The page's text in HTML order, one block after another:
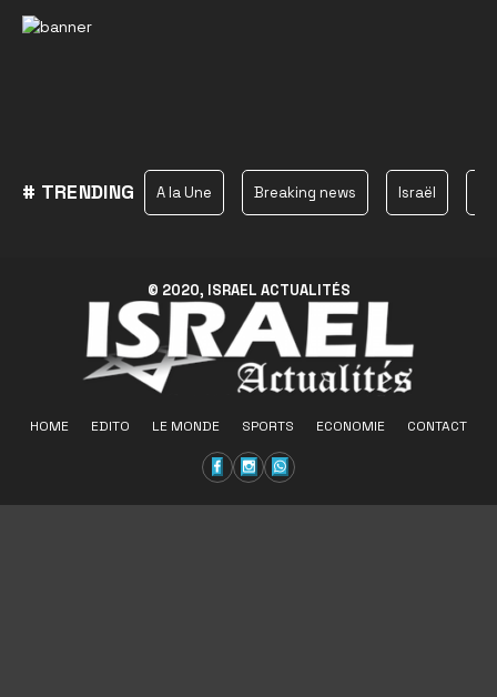
# TRENDING A la Une Breaking news Israël
© 2020, ISRAEL ACTUALITÉS
HOME EDITO LE MONDE SPORTS ECONOMIE CONTACT